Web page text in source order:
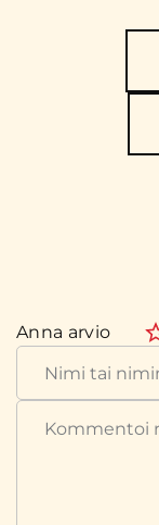
Anna arvio